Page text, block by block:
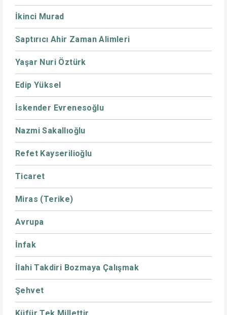
İkinci Murad
Saptırıcı Ahir Zaman Alimleri
Yaşar Nuri Öztürk
Edip Yüksel
İskender Evrenesoğlu
Nazmi Sakallıoğlu
Refet Kayserilioğlu
Ticaret
Miras (Terike)
Avrupa
İnfak
İlahi Takdiri Bozmaya Çalışmak
Şehvet